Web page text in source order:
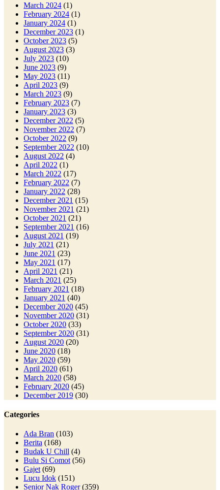
March 2024 (1)
February 2024 (1)
January 2024 (1)
December 2023 (1)
October 2023 (5)
August 2023 (3)
July 2023 (10)
June 2023 (9)
May 2023 (11)
April 2023 (9)
March 2023 (9)
February 2023 (7)
January 2023 (3)
December 2022 (5)
November 2022 (7)
October 2022 (9)
September 2022 (10)
August 2022 (4)
April 2022 (1)
March 2022 (17)
February 2022 (7)
January 2022 (28)
December 2021 (15)
November 2021 (21)
October 2021 (21)
September 2021 (16)
August 2021 (19)
July 2021 (21)
June 2021 (23)
May 2021 (17)
April 2021 (21)
March 2021 (25)
February 2021 (18)
January 2021 (40)
December 2020 (45)
November 2020 (31)
October 2020 (33)
September 2020 (31)
August 2020 (20)
June 2020 (18)
May 2020 (59)
April 2020 (61)
March 2020 (58)
February 2020 (45)
December 2019 (30)
Categories
Ada Bran (103)
Berita (168)
Budak U Chill (4)
Bulu Si Comot (56)
Gajet (69)
Lucu Idok (151)
Senior Nak Roger(359)